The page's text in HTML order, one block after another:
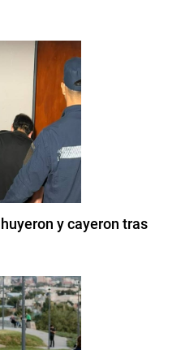
y cayeron tras